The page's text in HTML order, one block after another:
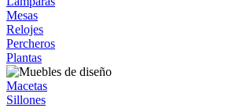
Mesas
Relojes
Percheros
Plantas
Macetas
Sillones